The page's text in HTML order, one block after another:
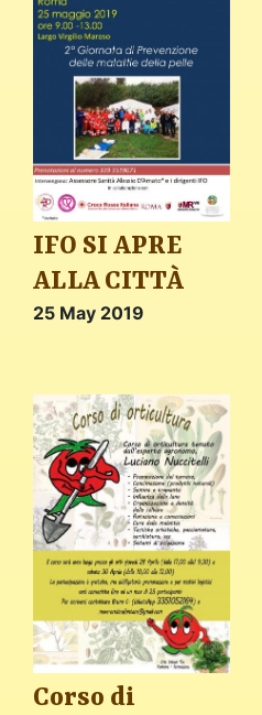
IFO SI APRE
ALLA CITTÀ
25 May 2019
Corso di